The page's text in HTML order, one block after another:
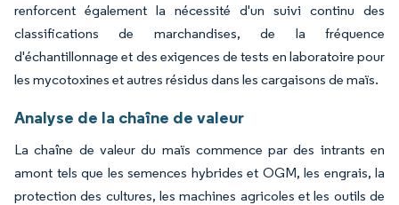
renforcent également la nécessité d'un suivi continu des
classifications de marchandises, de la fréquence
d'échantillonnage et des exigences de tests en laboratoire pour
les mycotoxines et autres résidus dans les cargaisons de maïs.
Analyse de la chaîne de valeur
La chaîne de valeur du maïs commence par des intrants en
amont tels que les semences hybrides et OGM, les engrais, la
protection des cultures, les machines agricoles et les outils de